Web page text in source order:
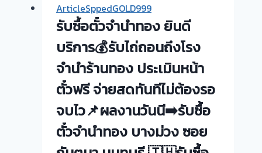
ArticleSppedGOLD999
รับซื้อตั๋วจำนำทอง ยินดี
บริการ💰รับไถ่ถอนถึงโรง
จำนำร้านทอง ประเมินหน้า
ตั๋วฟรี จ่ายสดทันทีไม่ต้องรอ
จบไว📌ผลงานวันนี➡️รับซื้อ
ตั๋วจำนำทอง บางม่วง ซอย